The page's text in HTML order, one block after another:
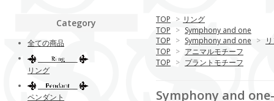
TOP > リング
TOP > Symphony and one
TOP > Symphony and one >
TOP > アニマルモチーフ
TOP > プラントモチーフ
Symphony and
Category
全ての商品
リング
ペンダント